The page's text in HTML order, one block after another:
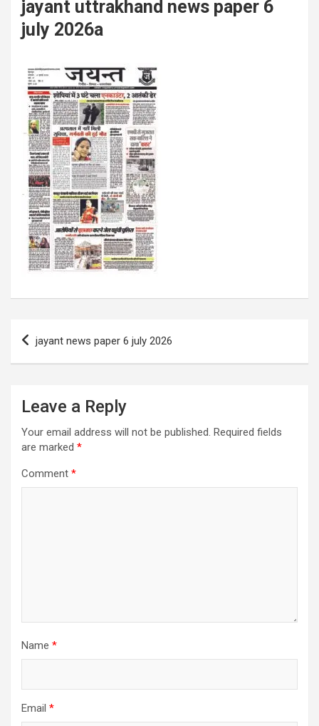
jayant uttrakhand news paper 6
july 2026a
Post
navigation
jayant news paper 6 july 2026
Leave a Reply
Your email address will not be published. Required fields
are marked *
Comment *
Name *
Email *